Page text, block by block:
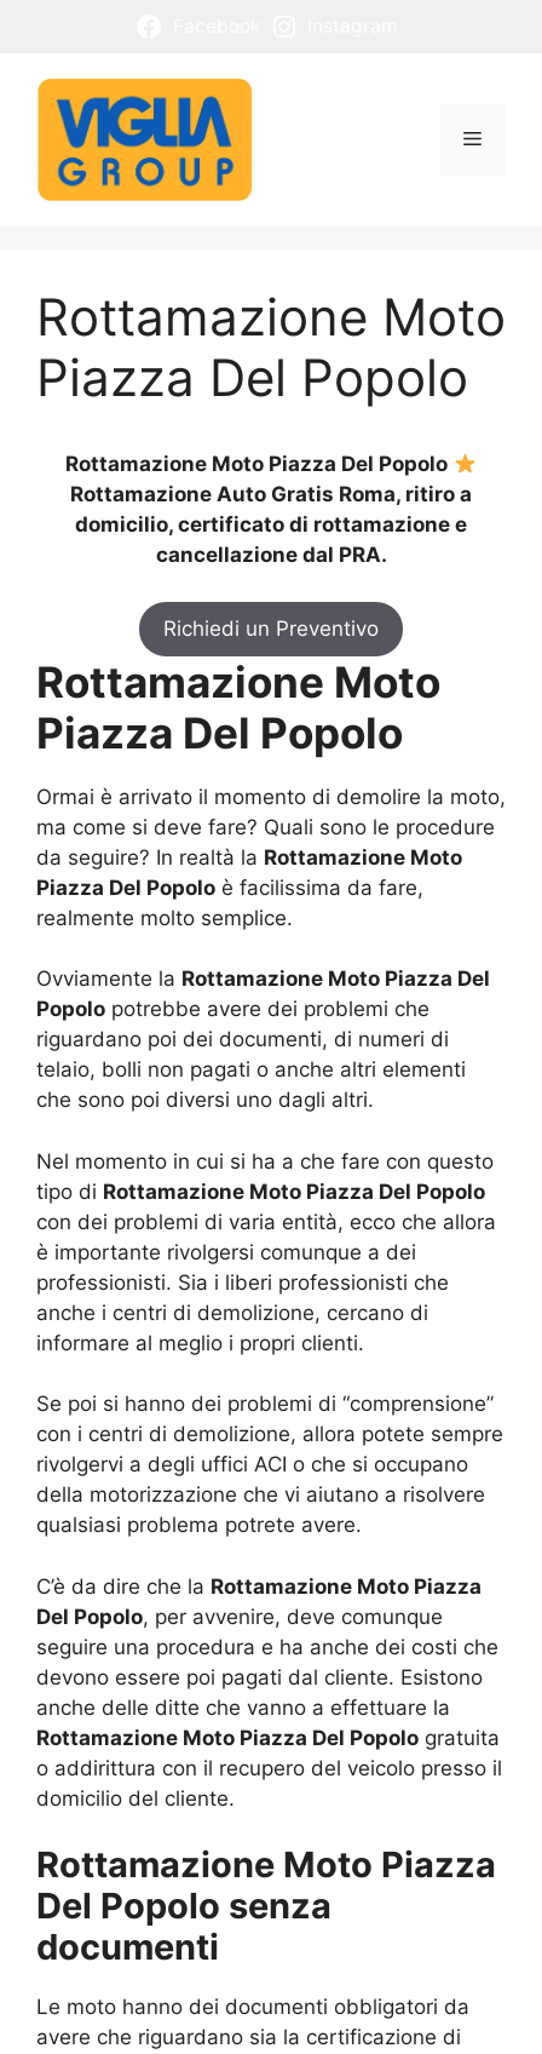
contenuto
Menu
Rottamazione Moto
Piazza Del Popolo
Rottamazione Moto Piazza Del Popolo
Rottamazione Auto Gratis Roma, ritiro a
domicilio, certificato di rottamazione e
cancellazione dal PRA.
Richiedi un Preventivo
Rottamazione Moto
Piazza Del Popolo
Ormai è arrivato il momento di demolire la moto,
ma come si deve fare? Quali sono le procedure
da seguire? In realtà la Rottamazione Moto
Piazza Del Popolo è facilissima da fare,
realmente molto semplice.
Ovviamente la Rottamazione Moto Piazza Del
Popolo potrebbe avere dei problemi che
riguardano poi dei documenti, di numeri di
telaio, bolli non pagati o anche altri elementi
che sono poi diversi uno dagli altri.
Nel momento in cui si ha a che fare con questo
tipo di Rottamazione Moto Piazza Del Popolo
con dei problemi di varia entità, ecco che allora
è importante rivolgersi comunque a dei
professionisti. Sia i liberi professionisti che
anche i centri di demolizione, cercano di
informare al meglio i propri clienti.
Se poi si hanno dei problemi di “comprensione”
con i centri di demolizione, allora potete sempre
rivolgervi a degli uffici ACI o che si occupano
della motorizzazione che vi aiutano a risolvere
qualsiasi problema potrete avere.
C’è da dire che la Rottamazione Moto Piazza
Del Popolo, per avvenire, deve comunque
seguire una procedura e ha anche dei costi che
devono essere poi pagati dal cliente. Esistono
anche delle ditte che vanno a effettuare la
Rottamazione Moto Piazza Del Popolo gratuita
o addirittura con il recupero del veicolo presso il
domicilio del cliente.
Rottamazione Moto Piazza
Del Popolo senza
documenti
Le moto hanno dei documenti obbligatori da
avere che riguardano sia la certificazione di